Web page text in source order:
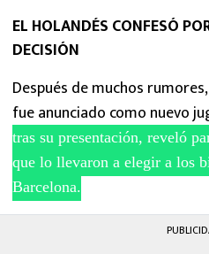
EL HOLANDÉS CONFESÓ
DECISIÓN
Después de muchos rumores,
fue anunciado como nuevo
tras su presentación, reveló
que lo llevaron a elegir a los
Barcelona.